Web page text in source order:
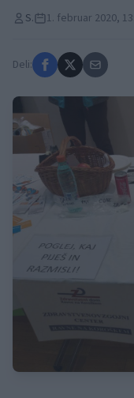
S. 1. februar 2020,
Deli: